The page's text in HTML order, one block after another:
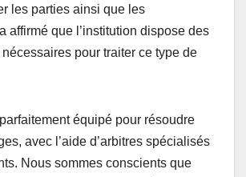
les parties ainsi que les
affirmé que l’institution dispose des
pour traiter ce type de
équipé pour résoudre
avec l’aide d’arbitres spécialisés
Nous sommes conscients que